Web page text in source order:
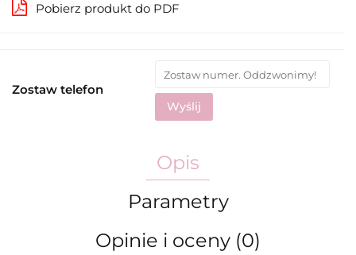
Pobierz produkt do PDF
Zostaw telefon
Wyślij
Opis
Parametry
Opinie i oceny (0)